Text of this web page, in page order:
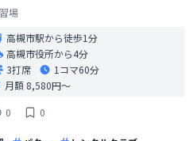
場
高槻市駅から徒歩1分
高槻市役所から4分
3打席
1コマ60分
月額 8,580円〜
0
0